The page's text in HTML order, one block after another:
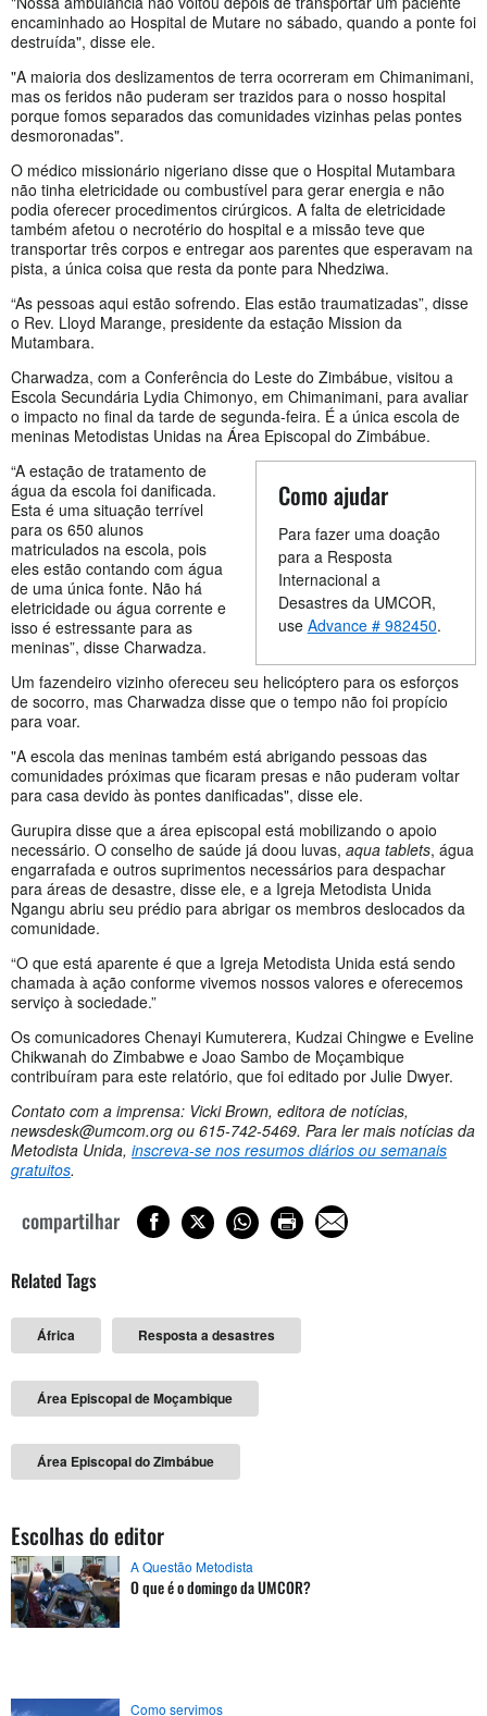
encaminhado ao Hospital de Mutare no sábado, quando a ponte foi
destruída", disse ele.
"A maioria dos deslizamentos de terra ocorreram em Chimanimani,
mas os feridos não puderam ser trazidos para o nosso hospital
porque fomos separados das comunidades vizinhas pelas pontes
desmoronadas".
O médico missionário nigeriano disse que o Hospital Mutambara
não tinha eletricidade ou combustível para gerar energia e não
podia oferecer procedimentos cirúrgicos. A falta de eletricidade
também afetou o necrotério do hospital e a missão teve que
transportar três corpos e entregar aos parentes que esperavam na
pista, a única coisa que resta da ponte para Nhedziwa.
“As pessoas aqui estão sofrendo. Elas estão traumatizadas”, disse
o Rev. Lloyd Marange, presidente da estação Mission da
Mutambara.
Charwadza, com a Conferência do Leste do Zimbábue, visitou a
Escola Secundária Lydia Chimonyo, em Chimanimani, para avaliar
o impacto no final da tarde de segunda-feira. É a única escola de
meninas Metodistas Unidas na Área Episcopal do Zimbábue.
Como ajudar
Para fazer uma doação
para a Resposta
Internacional a
Desastres da UMCOR,
use Advance # 982450.
“A estação de tratamento de
água da escola foi danificada.
Esta é uma situação terrível
para os 650 alunos
matriculados na escola, pois
eles estão contando com água
de uma única fonte. Não há
eletricidade ou água corrente e
isso é estressante para as
meninas”, disse Charwadza.
Um fazendeiro vizinho ofereceu seu helicóptero para os esforços
de socorro, mas Charwadza disse que o tempo não foi propício
para voar.
"A escola das meninas também está abrigando pessoas das
comunidades próximas que ficaram presas e não puderam voltar
para casa devido às pontes danificadas", disse ele.
Gurupira disse que a área episcopal está mobilizando o apoio
necessário. O conselho de saúde já doou luvas, aqua tablets, água
engarrafada e outros suprimentos necessários para despachar
para áreas de desastre, disse ele, e a Igreja Metodista Unida
Ngangu abriu seu prédio para abrigar os membros deslocados da
comunidade.
“O que está aparente é que a Igreja Metodista Unida está sendo
chamada à ação conforme vivemos nossos valores e oferecemos
serviço à sociedade.”
Os comunicadores Chenayi Kumuterera, Kudzai Chingwe e Eveline
Chikwanah do Zimbabwe e Joao Sambo de Moçambique
contribuíram para este relatório, que foi editado por Julie Dwyer.
Contato com a imprensa: Vicki Brown, editora de notícias,
newsdesk@umcom.org ou 615-742-5469. Para ler mais notícias da
Metodista Unida, inscreva-se nos resumos diários ou semanais
gratuitos.
compartilhar
Related Tags
África Resposta a desastres
Área Episcopal de Moçambique
Área Episcopal do Zimbábue
Escolhas do editor
A Questão Metodista
O que é o domingo da UMCOR?
Como servimos